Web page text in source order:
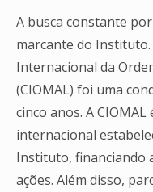
A busca constante
marcante do
Internacional da
(CIOMAL) foi uma
cinco anos. A
internacional
Instituto, financiando
ações. Além disso,